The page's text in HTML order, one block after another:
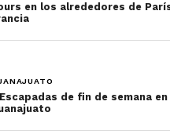
en los alrededores de
de fin de semana en